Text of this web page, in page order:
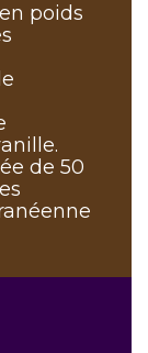
poids
de 50